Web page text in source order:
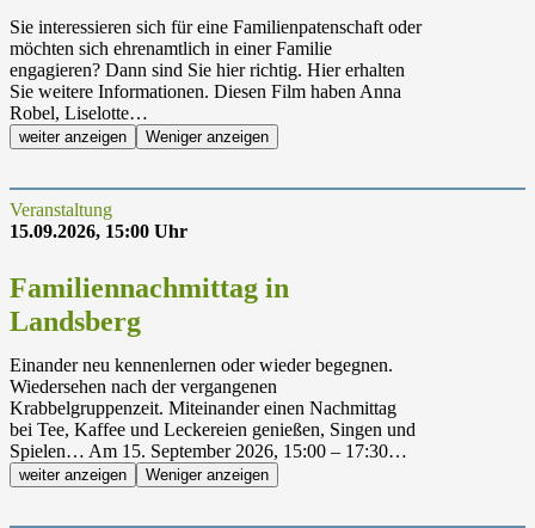
Sie interessieren sich für eine Familienpatenschaft oder
möchten sich ehrenamtlich in einer Familie
engagieren? Dann sind Sie hier richtig. Hier erhalten
Sie weitere Informationen. Diesen Film haben Anna
Robel, Liselotte…
weiter anzeigen Weniger anzeigen
Veranstaltung
15.09.2026, 15:00 Uhr
Familiennachmittag in
Landsberg
Einander neu kennenlernen oder wieder begegnen.
Wiedersehen nach der vergangenen
Krabbelgruppenzeit. Miteinander einen Nachmittag
bei Tee, Kaffee und Leckereien genießen, Singen und
Spielen… Am 15. September 2026, 15:00 – 17:30…
weiter anzeigen Weniger anzeigen